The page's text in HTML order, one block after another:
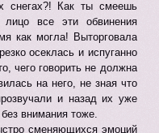
Как ты смеешь
все эти обвинения
как могла! Выторговала
осеклась и испуганно
чего говорить не должна
на него, не зная что
и назад их уже
внимания тоже.
сменяющихся эмоций